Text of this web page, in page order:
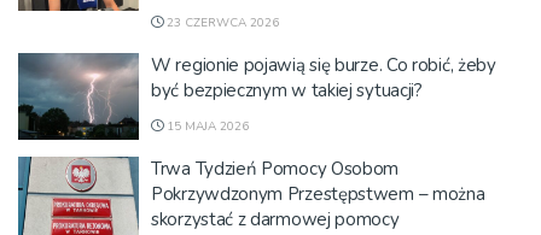
23 CZERWCA 2026
W regionie pojawią się burze. Co robić, żeby
być bezpiecznym w takiej sytuacji?
15 MAJA 2026
Trwa Tydzień Pomocy Osobom
Pokrzywdzonym Przestępstwem – można
skorzystać z darmowej pomocy